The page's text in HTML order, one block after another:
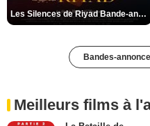
Les Silences de Riyad Bande-annonce VO STFR
Bandes-
Meilleurs films à